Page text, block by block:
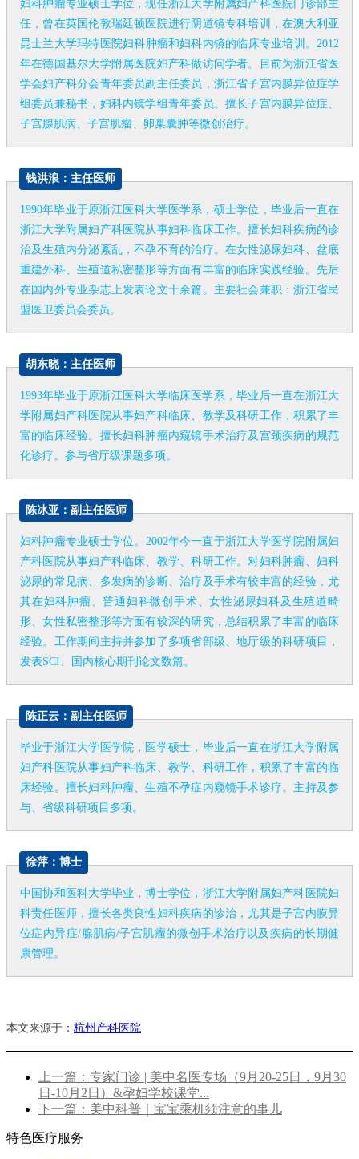
妇科肿瘤专业硕士学位，现任浙江大学附属妇产科医院门诊部主
任，曾在英国伦敦瑞廷顿医院进行阴道镜专科培训，在澳大利亚
昆士兰大学玛特医院妇科肿瘤和妇科内镜的临床专业培训。2012
年在德国基尔大学附属医院妇产科做访问学者。目前为浙江省医
学会妇产科分会青年委员副主任委员，浙江省子宫内膜异位症学
组委员兼秘书，妇科内镜学组青年委员。擅长子宫内膜异位症、
子宫腺肌病、子宫肌瘤、卵巢囊肿等微创治疗。
钱洪浪：主任医师
1990年毕业于原浙江医科大学医学系，硕士学位，毕业后一直在
浙江大学附属妇产科医院从事妇科临床工作。擅长妇科疾病的诊
治及生殖内分泌紊乱，不孕不育的治疗。在女性泌尿妇科、盆底
重建外科、生殖道私密整形等方面有丰富的临床实践经验。先后
在国内外专业杂志上发表论文十余篇。主要社会兼职：浙江省民
盟医卫委员会委员。
胡东晓：主任医师
1993年毕业于原浙江医科大学临床医学系，毕业后一直在浙江大
学附属妇产科医院从事妇产科临床、教学及科研工作，积累了丰
富的临床经验。擅长妇科肿瘤内窥镜手术治疗及宫颈疾病的规范
化诊疗。参与省厅级课题多项。
陈冰亚：副主任医师
妇科肿瘤专业硕士学位。2002年今一直于浙江大学医学院附属妇
产科医院从事妇产科临床、教学、科研工作。对妇科肿瘤、妇科
泌尿的常见病、多发病的诊断、治疗及手术有较丰富的经验，尤
其在妇科肿瘤、普通妇科微创手术、女性泌尿妇科及生殖道畸
形、女性私密整形等方面有较深的研究，总结积累了丰富的临床
经验。工作期间主持并参加了多项省部级、地厅级的科研项目，
发表SCI、国内核心期刊论文数篇。
陈正云：副主任医师
毕业于浙江大学医学院，医学硕士，毕业后一直在浙江大学附属
妇产科医院从事妇产科临床、教学、科研工作，积累了丰富的临
床经验。擅长妇科肿瘤、生殖不孕症内窥镜手术诊疗。主持及参
与、省级科研项目多项。
徐萍：博士
中国协和医科大学毕业，博士学位，浙江大学附属妇产科医院妇
科责任医师，擅长各类良性妇科疾病的诊治，尤其是子宫内膜异
位症内异症/腺肌病/子宫肌瘤的微创手术治疗以及疾病的长期健
康管理。
本文来源于： 杭州产科医院
上一篇：专家门诊 | 美中名医专场（9月20-25日，9月30
日-10月2日）&孕妇学校课堂...
下一篇：美中科普｜宝宝乘机须注意的事儿
特色医疗服务